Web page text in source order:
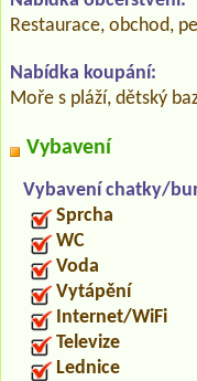
Restaurace, obchod,
Nabídka koupání:
Moře s pláží, dětský
Vybavení
Vybavení chatky/
Sprcha
WC
Voda
Vytápění
Internet/WiFi
Televize
Lednice